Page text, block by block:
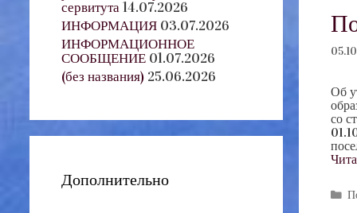
Об
со
сервитута14.07.2026
ИНФОРМАЦИЯ 03.07.2026
ИНФОРМАЦИОННОЕ
СООБЩЕНИЕ 01.07.2026
(без названия) 25.06.2026
Дополнительно